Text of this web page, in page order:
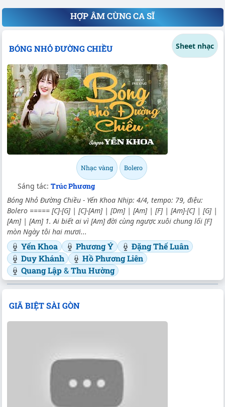
HỢP ÂM CÙNG CA SĨ
BÓNG NHỎ ĐƯỜNG CHIỀU Sheet nhạc
Nhạc vàng Bolero
Sáng tác: Trúc Phương
Bóng Nhỏ Đường Chiều - Yến Khoa Nhịp: 4/4, tempo: 79, điệu:
Bolero ===== [C]-[G] | [C]-[Am] | [Dm] | [Am] | [F] | [Am]-[C] | [G] |
[Am] | [Am] 1. Ai biết ai vì [Am] đời cùng ngược xuôi chung lối [F]
mòn Ngày tôi hai mươi...
Yến Khoa Phương Ý
Đặng Thế Luân
Duy Khánh
Hồ Phương Liên
Quang Lập&Thu Hường
GIÃ BIỆT SÀI GÒN